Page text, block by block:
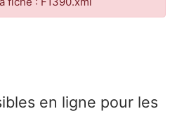
en ligne pour les